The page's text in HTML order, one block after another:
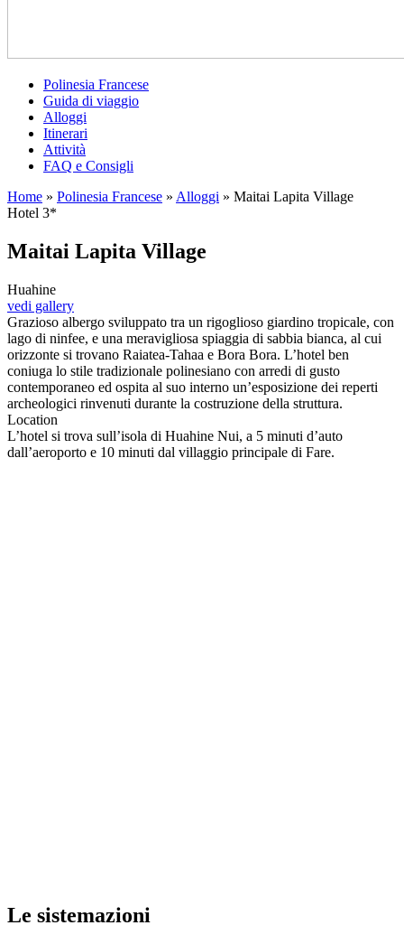
Polinesia Francese
Guida di viaggio
Alloggi
Itinerari
Attività
FAQ e Consigli
Home » Polinesia Francese » Alloggi » Maitai Lapita Village
Hotel 3*
Maitai Lapita Village
Huahine
vedi gallery
Grazioso albergo sviluppato tra un rigoglioso giardino tropicale, con
lago di ninfee, e una meravigliosa spiaggia di sabbia bianca, al cui
orizzonte si trovano Raiatea-Tahaa e Bora Bora. L’hotel ben
coniuga lo stile tradizionale polinesiano con arredi di gusto
contemporaneo ed ospita al suo interno un’esposizione dei reperti
archeologici rinvenuti durante la costruzione della struttura.
Location
L’hotel si trova sull’isola di Huahine Nui, a 5 minuti d’auto
dall’aeroporto e 10 minuti dal villaggio principale di Fare.
Le sistemazioni